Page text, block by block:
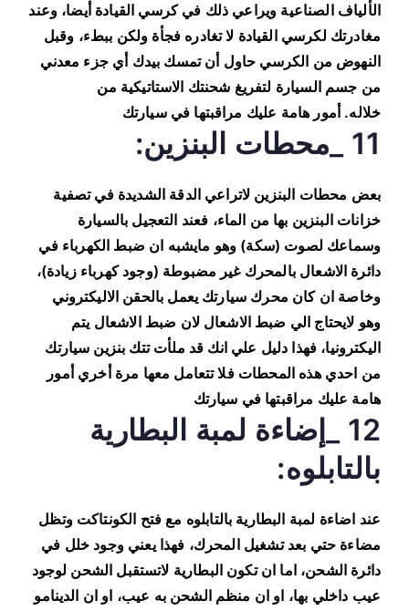
الألياف الصناعية ويراعي ذلك في كرسي القيادة أيضا، وعند
مغادرتك لكرسي القيادة لا تغادره فجأة ولكن ببطء، وقبل
النهوض من الكرسي حاول أن تمسك بيدك أي جزء معدني
من جسم السيارة لتفريغ شحنتك الاستاتيكية من
خلاله. أمور هامة عليك مراقبتها في سيارتك
11 _محطات البنزين:
بعض محطات البنزين لاتراعي الدقة الشديدة في تصفية
خزانات البنزين بها من الماء، فعند التعجيل بالسيارة
وسماعك لصوت (سكة) وهو مايشبه ان ضبط الكهرباء في
دائرة الاشعال بالمحرك غير مضبوطة (وجود كهرباء زيادة)،
وخاصة ان كان محرك سيارتك يعمل بالحقن الاليكتروني
وهو لايحتاج الي ضبط الاشعال لان ضبط الاشعال يتم
اليكترونيا، فهذا دليل علي انك قد ملأت تتك بنزين سيارتك
من احدي هذه المحطات فلا تتعامل معها مرة أخري أمور
هامة عليك مراقبتها في سيارتك
12 _إضاءة لمبة البطارية
بالتابلوه:
عند اضاءة لمبة البطارية بالتابلوه مع فتح الكونتاكت وتظل
مضاءة حتي بعد تشغيل المحرك، فهذا يعني وجود خلل في
دائرة الشحن، اما ان تكون البطارية لاتستقبل الشحن لوجود
عيب داخلي بها، او ان منظم الشحن به عيب، او ان الدينامو